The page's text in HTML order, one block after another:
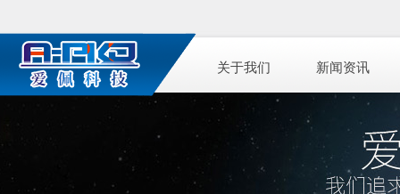
关于我们 新闻资讯